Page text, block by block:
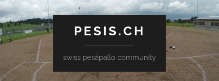
PESIS.CH
swiss pesäpallo community